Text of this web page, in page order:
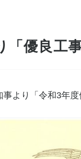
「優良工
より「令和3年